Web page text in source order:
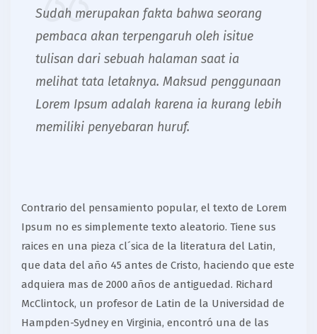
Sudah merupakan fakta bahwa seorang
pembaca akan terpengaruh oleh isitue
tulisan dari sebuah halaman saat ia
melihat tata letaknya. Maksud penggunaan
Lorem Ipsum adalah karena ia kurang lebih
memiliki penyebaran huruf.
Contrario del pensamiento popular, el texto de Lorem
Ipsum no es simplemente texto aleatorio. Tiene sus
raices en una pieza cl´sica de la literatura del Latin,
que data del año 45 antes de Cristo, haciendo que este
adquiera mas de 2000 años de antiguedad. Richard
McClintock, un profesor de Latin de la Universidad de
Hampden-Sydney en Virginia, encontró una de las